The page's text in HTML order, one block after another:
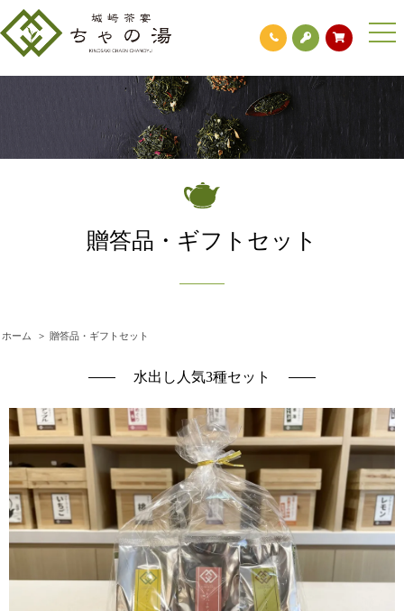
贈答品・ギフトセット
ホーム > 贈答品・ギフトセット
水出し人気3種セット